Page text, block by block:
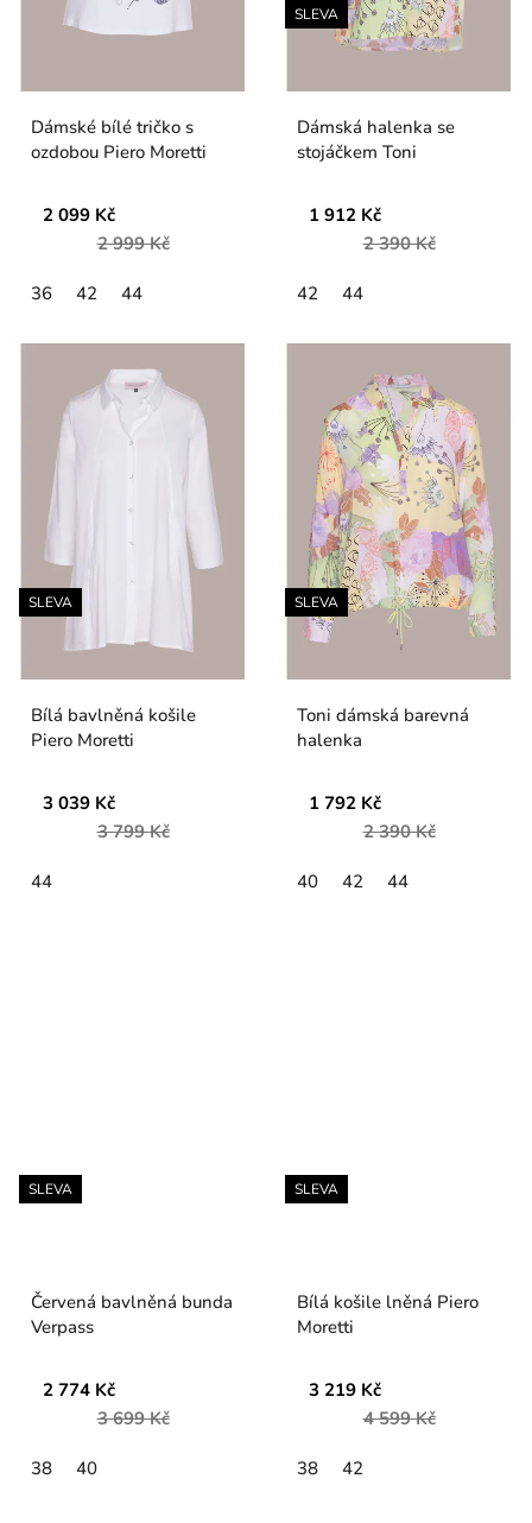
Dámské bílé tričko s
ozdobou Piero Moretti
2 099 Kč
2 999 Kč
36 42 44
SLEVA
Dámská halenka se
stojáčkem Toni
1 912 Kč
2 390 Kč
42 44
SLEVA
Bílá bavlněná košile
Piero Moretti
3 039 Kč
3 799 Kč
44
SLEVA
Toni dámská barevná
halenka
1 792 Kč
2 390 Kč
40 42 44
SLEVA
Červená bavlněná bunda
Verpass
2 774 Kč
3 699 Kč
38 40
SLEVA
Bílá košile lněná Piero
Moretti
3 219 Kč
4 599 Kč
38 42